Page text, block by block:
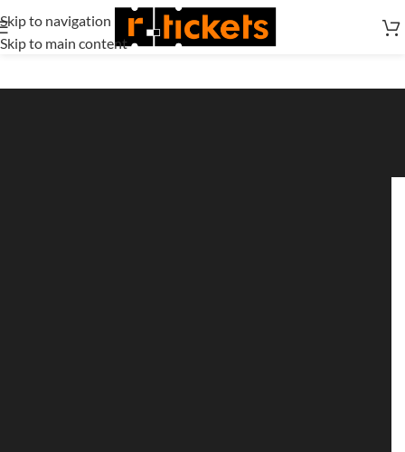
Skip to navigation
Skip to main content